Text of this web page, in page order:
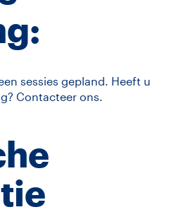
sessies gepland. Heeft u
Contacteer ons.